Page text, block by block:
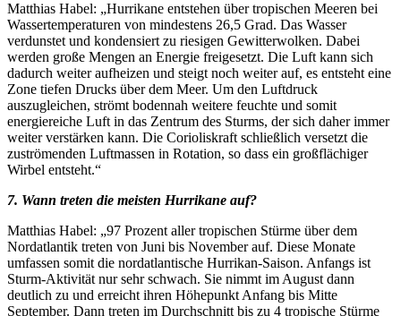
Matthias Habel: „Hurrikane entstehen über tropischen Meeren bei
Wassertemperaturen von mindestens 26,5 Grad. Das Wasser
verdunstet und kondensiert zu riesigen Gewitterwolken. Dabei
werden große Mengen an Energie freigesetzt. Die Luft kann sich
dadurch weiter aufheizen und steigt noch weiter auf, es entsteht eine
Zone tiefen Drucks über dem Meer. Um den Luftdruck
auszugleichen, strömt bodennah weitere feuchte und somit
energiereiche Luft in das Zentrum des Sturms, der sich daher immer
weiter verstärken kann. Die Corioliskraft schließlich versetzt die
zuströmenden Luftmassen in Rotation, so dass ein großflächiger
Wirbel entsteht.“
7. Wann treten die meisten Hurrikane auf?
Matthias Habel: „97 Prozent aller tropischen Stürme über dem
Nordatlantik treten von Juni bis November auf. Diese Monate
umfassen somit die nordatlantische Hurrikan-Saison. Anfangs ist
Sturm-Aktivität nur sehr schwach. Sie nimmt im August dann
deutlich zu und erreicht ihren Höhepunkt Anfang bis Mitte
September. Dann treten im Durchschnitt bis zu 4 tropische Stürme